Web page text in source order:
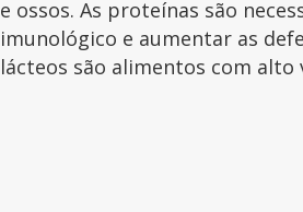
e ossos. As proteínas são
imunológico e aumentar as
lácteos são alimentos com